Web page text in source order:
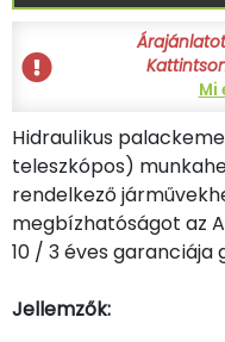
Mi
Hidraulikus
teleszkópos)
rendelkező
megbízhatóságot az
10 / 3 éves garanciája
Jellemzők: